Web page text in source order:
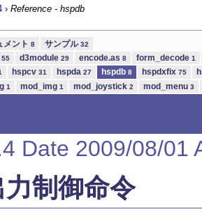
› Reference - hspdb
メント 8 サンプル32
55 d3module 29 encode.as 8 form_decode 1
hspcv 31 hspda 27 hspdb 8 hspdxfix 75
1 mod_img 1 mod_joystick 2 mod_menu 3
Date 2009/08/01
制御命令